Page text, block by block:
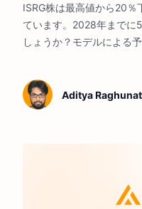
ISRG株は最高値から20
ています。2028年までに
しょうか？モデルによる
Aditya